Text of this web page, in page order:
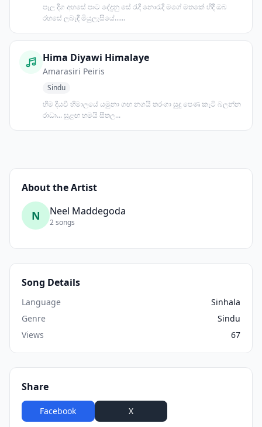
පෑල දිග අහසේ පාට දේදුනු සේ රැදි නොරැදි මගේ මතකේ හිදී ඔබ
රහසේ ලබැඳී මියුලැසියේ......
Hima Diyawi Himalaye
Amarasiri Peiris
Sindu
හිම දියවී හිමාලයේ යමුනා ගඟ නගයි තරංගා සුදු පෙණ කැටි බලන්න
රාධා... සුළඟ හමයි සීතල...
About the Artist
N Neel Maddegoda
2 songs
Song Details
Language
Sinhala
Genre
Sindu
Views
67
Share
Facebook X